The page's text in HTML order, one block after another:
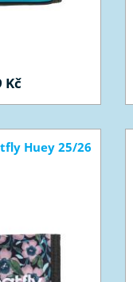
Kč
Huey 25/26